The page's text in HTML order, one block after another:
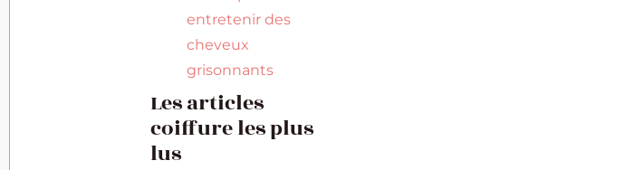
entretenir des
cheveux
grisonnants
Les articles
coiffure les plus
lus